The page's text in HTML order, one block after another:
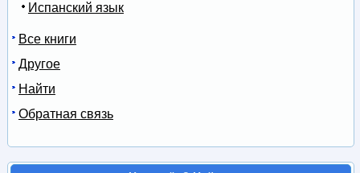
Испанский язык
Все книги
Другое
Найти
Обратная связь